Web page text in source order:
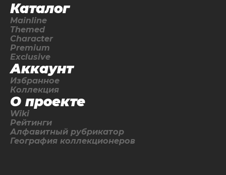
Каталог
Mainline
Themed
Character
Premium
Exclusive
Аккаунт
Избранное
Коллекция
О проекте
Wiki
Рейтинги
Алфавитный рубрикатор
География коллекционеров